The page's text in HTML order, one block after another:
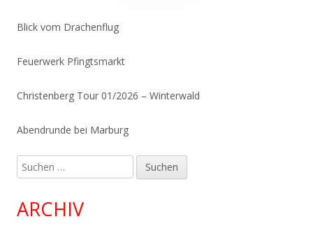
Blick vom Drachenflug
Feuerwerk Pfingtsmarkt
Christenberg Tour 01/2026 – Winterwald
Abendrunde bei Marburg
Suchen
nach:
ARCHIV